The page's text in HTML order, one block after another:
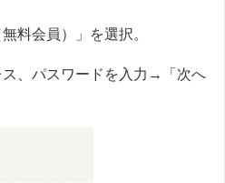
料会員）」を選択。
、パスワードを入力→「次へ